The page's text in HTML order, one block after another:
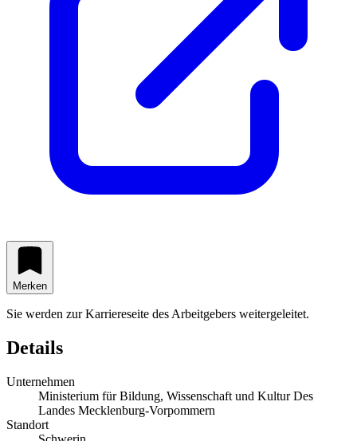
Merken
Sie werden zur Karriereseite des Arbeitgebers weitergeleitet.
Details
Unternehmen
Ministerium für Bildung, Wissenschaft und Kultur Des
Landes Mecklenburg-Vorpommern
Standort